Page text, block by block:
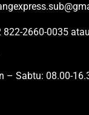
822-2660-0035
– Sabtu: 08.00-